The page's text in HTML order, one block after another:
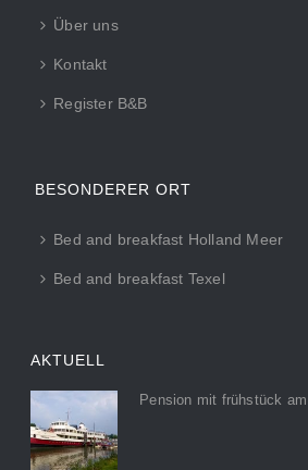
Über uns
Kontakt
Register B&B
BESONDERER ORT
Bed and breakfast Holland Meer
Bed and breakfast Texel
AKTUELL
Pension mit frühstück